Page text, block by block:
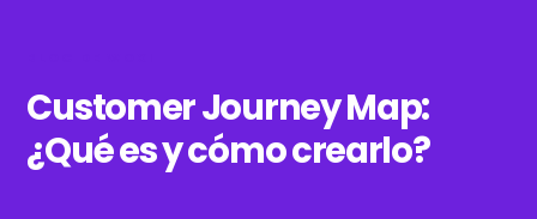
Customer Journey Map:
¿Qué es y cómo crearlo?